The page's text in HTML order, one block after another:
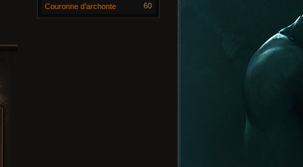
Couronne d’archonte 60